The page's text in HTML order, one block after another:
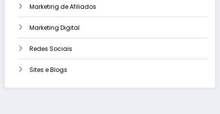
Marketing de Afiliados
Marketing Digital
Redes Sociais
Sites e Blogs